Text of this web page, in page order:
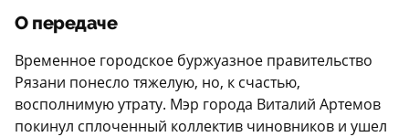
О передаче
Временное городское буржуазное правительство
Рязани понесло тяжелую, но, к счастью,
восполнимую утрату. Мэр города Виталий Артемов
покинул сплоченный коллектив чиновников и ушел